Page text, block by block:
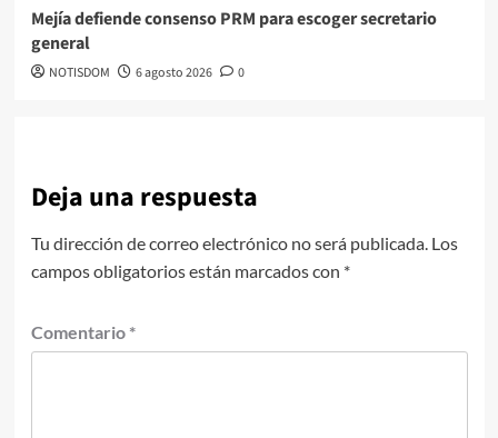
Mejía defiende consenso PRM para escoger secretario
general
NOTISDOM 6 agosto 2026 0
Deja una respuesta
Tu dirección de correo electrónico no será publicada. Los
campos obligatorios están marcados con *
Comentario *